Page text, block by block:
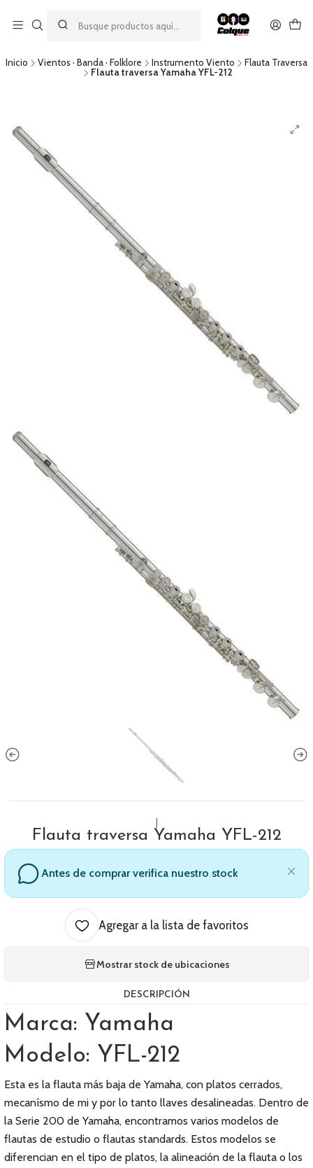
descuento por pago con transferencia bancaria
por una compra mínima de $49.990. Este descuento no es
acumulable a otras promociones ni aplicable a gastos de envío.
Inicio Vientos · Banda · Folklore Instrumento Viento
Flauta Traversa
Flauta traversa Yamaha YFL-212
Flauta traversa Yamaha YFL-212
Antes de comprar verifica nuestro stock
Agregar a la lista de favoritos
Mostrar stock de ubicaciones
DESCRIPCIÓN
Marca: Yamaha
Modelo: YFL-212
Esta es la flauta más baja de Yamaha, con platos cerrados,
mecanísmo de mi y por lo tanto llaves desalineadas. Dentro de
la Serie 200 de Yamaha, encontramos varios modelos de
flautas de estudio o flautas standards. Estos modelos se
diferencian en el tipo de platos, la alineación de la flauta o los